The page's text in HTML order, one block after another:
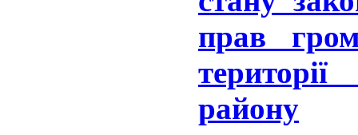
прав
району